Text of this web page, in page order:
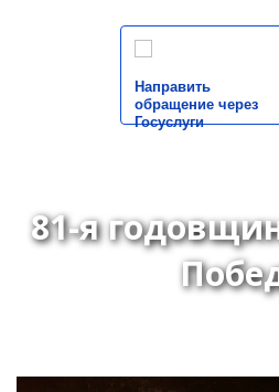
Направить
обращение через
Госуслуги
81-я